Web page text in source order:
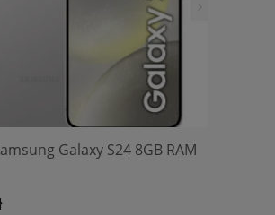
Galaxy S24 8GB RAM